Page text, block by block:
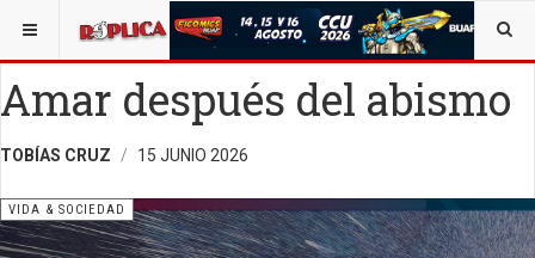
ESTÁ AQUÍ: VIDA Y SOCIEDAD
Amar después del abismo
TOBÍAS CRUZ 15 JUNIO 2026
VIDA & SOCIEDAD